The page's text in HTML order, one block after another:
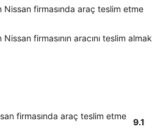
Nissan firmasında araç teslim etme
firmasının aracını teslim almak
firmasında araç teslim etme
9.1